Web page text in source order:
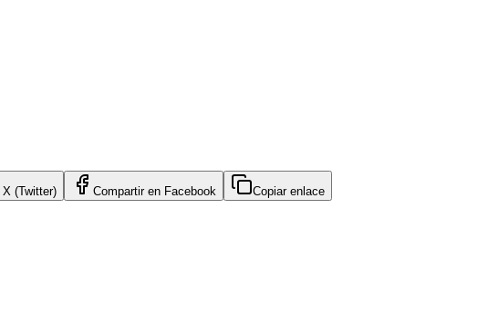
X (Twitter) Compartir en Facebook Copiar enlace